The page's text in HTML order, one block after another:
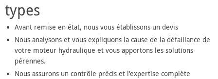
types
Avant remise en état, nous vous établissons un devis
Nous analysons et vous expliquons la cause de la défaillance de
votre moteur hydraulique et vous apportons les solutions
pérennes.
Nous assurons un contrôle précis et l’expertise complète